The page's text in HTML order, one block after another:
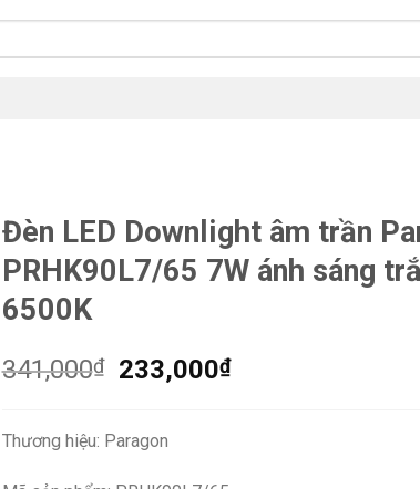
Đèn LED Downlight âm trần
PRHK90L7/65 7W ánh sáng
6500K
341,000₫
Giá
341,000₫.
233,000₫Giá
Thương hiệu: Paragon